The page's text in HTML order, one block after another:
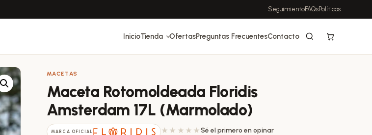
SeguimientoFAQsPolíticas
InicioTienda OfertasPreguntas FrecuentesContacto
MACETAS
Maceta Rotomoldeada Floridis
Amsterdam 17L (Marmolado)
MARCA OFICIAL Sé el primero en opinar